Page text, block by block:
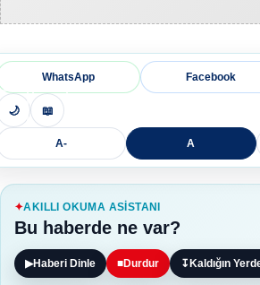
WhatsApp Facebook
🌙 📖
A- A
AKILLI OKUMA ASISTANI
Bu haberde ne var?
▶Haberi Dinle ■Durdur ↧ Kaldığın